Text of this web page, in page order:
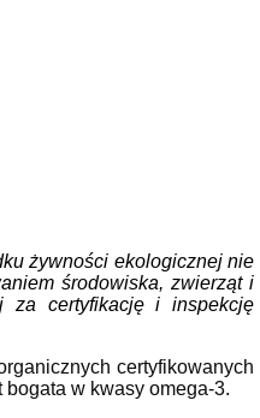
żywności ekologicznej nie
środowiska, zwierząt i
za certyfikację i inspekcję
certyfikowanych
w kwasy omega-3.